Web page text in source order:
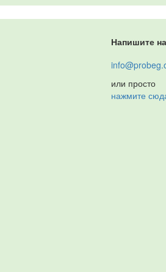
Напишите
или просто
нажмите